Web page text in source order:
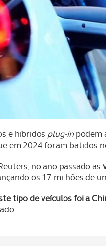
e híbridos plug-inpodem
em 2024 foram batidos
no ano passado as
os 17 milhões de
tipo de veículos foi a